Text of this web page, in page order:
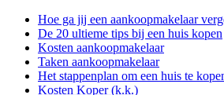
Hoe ga jij een aankoopmakelaar
De 20 ultieme tips bij een huis kopen
Kosten aankoopmakelaar
Taken aankoopmakelaar
Het stappenplan om een huis te
Kosten Koper (k.k.)